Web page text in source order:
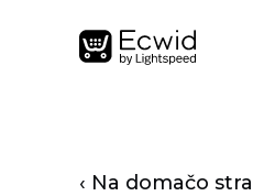
‹ Na domačo